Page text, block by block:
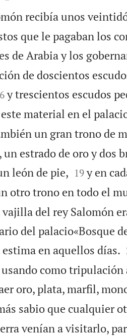
recibía unos
que le pagaban los
de Arabia y los
de doscientos
y trescientos escudos
material en el
un gran trono de
un estrado de oro y dos
león de pie, 

19 y en
otro trono en todo el
del rey Salomón
del palacio«Bosque
en aquellos días.
como
oro, plata, marfil,
sabio que cualquier
venían a visitarlo,